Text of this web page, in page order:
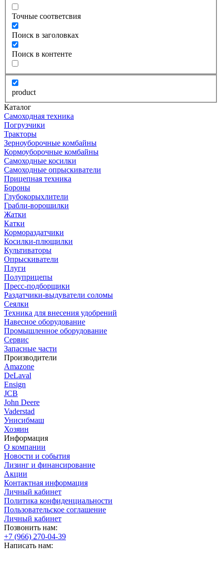
Точные соответсвия
Поиск в заголовках
Поиск в контенте
product
Каталог
Самоходная техника
Погрузчики
Тракторы
Зерноуборочные комбайны
Кормоуборочные комбайны
Самоходные косилки
Самоходные опрыскиватели
Прицепная техника
Бороны
Глубокорыхлители
Грабли-ворошилки
Жатки
Катки
Кормораздатчики
Косилки-плющилки
Культиваторы
Опрыскиватели
Плуги
Полуприцепы
Пресс-подборщики
Раздатчики-выдуватели соломы
Сеялки
Техника для внесения удобрений
Навесное оборудование
Промышленное оборудование
Сервис
Запасные части
Производители
Amazone
DeLaval
Ensign
JCB
John Deere
Vaderstad
Унисибмаш
Хозяин
Информация
О компании
Новости и события
Лизинг и финансирование
Акции
Контактная информация
Личный кабинет
Политика конфиденциальности
Пользовательское соглашение
Личный кабинет
Позвонить нам:
+7 (966) 270-04-39
Написать нам: